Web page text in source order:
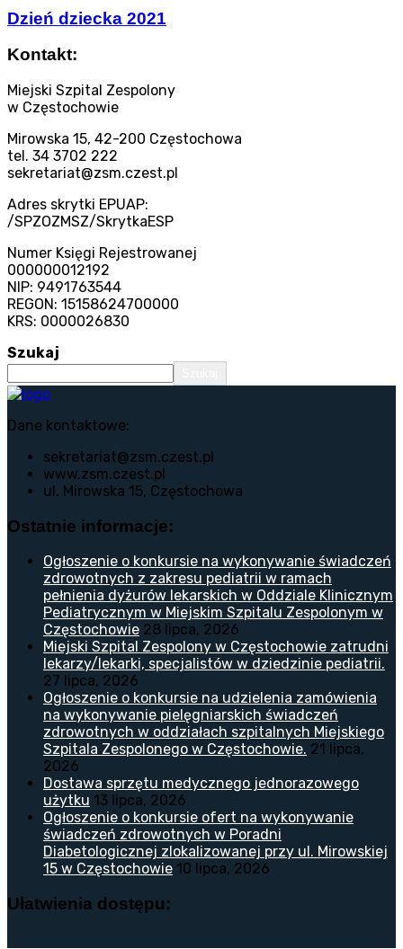
Dzień dziecka 2021
Kontakt:
Miejski Szpital Zespolony
w Częstochowie
Mirowska 15, 42-200 Częstochowa
tel. 34 3702 222
sekretariat@zsm.czest.pl
Adres skrytki EPUAP:
/SPZOZMSZ/SkrytkaESP
Numer Księgi Rejestrowanej
000000012192
NIP: 9491763544
REGON: 15158624700000
KRS: 0000026830
Szukaj
Dane kontaktowe:
sekretariat@zsm.czest.pl
www.zsm.czest.pl
ul. Mirowska 15, Częstochowa
Ostatnie informacje:
Ogłoszenie o konkursie na wykonywanie świadczeń
zdrowotnych z zakresu pediatrii w ramach
pełnienia dyżurów lekarskich w Oddziale Klinicznym
Pediatrycznym w Miejskim Szpitalu Zespolonym w
Częstochowie 28 lipca, 2026
Miejski Szpital Zespolony w Częstochowie zatrudni
lekarzy/lekarki, specjalistów w dziedzinie pediatrii.
27 lipca, 2026
Ogłoszenie o konkursie na udzielenia zamówienia
na wykonywanie pielęgniarskich świadczeń
zdrowotnych w oddziałach szpitalnych Miejskiego
Szpitala Zespolonego w Częstochowie. 21 lipca,
2026
Dostawa sprzętu medycznego jednorazowego
użytku 13 lipca, 2026
Ogłoszenie o konkursie ofert na wykonywanie
świadczeń zdrowotnych w Poradni
Diabetologicznej zlokalizowanej przy ul. Mirowskiej
15 w Częstochowie 10 lipca, 2026
Ułatwienia dostępu: